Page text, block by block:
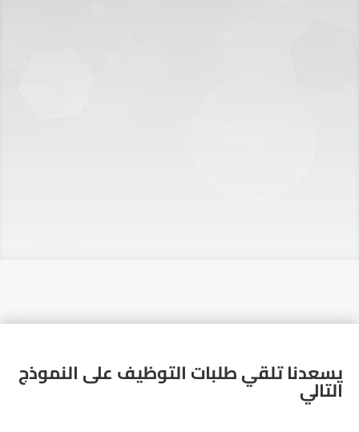
يسعدنا تلقي طلبات التوظيف على النموذج
التالي